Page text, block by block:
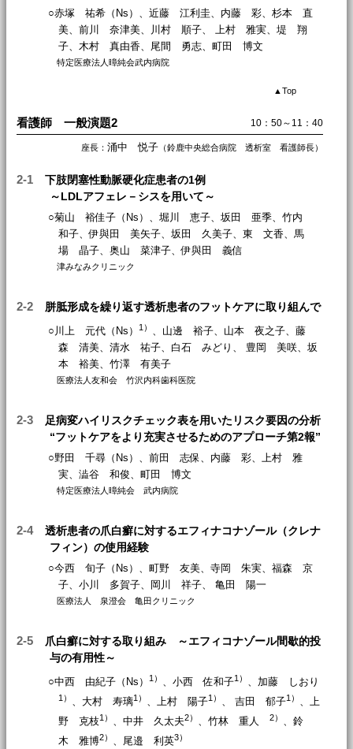
○赤塚 祐希（Ns）、近藤 江利圭、内藤 彩、杉本 直
美、前川 奈津美、川村 順子、 上村 雅実、堤 翔
子、木村 真由香、尾間 勇志、町田 博文
特定医療法人暲純会武内病院
▲Top
看護師 一般演題2 10：50～11：40
座長：涌中 悦子 （鈴鹿中央総合病院 透析室 看護師長）
2-1
下肢閉塞性動脈硬化症患者の1例
～LDLアフェレ－シスを用いて～
○菊山 裕佳子（Ns）、堀川 恵子、坂田 亜季、竹内
和子、伊與田 美矢子、坂田 久美子、東 文香、馬
場 晶子、奥山 菜津子、伊與田 義信
津みなみクリニック
2-2 胼胝形成を繰り返す透析患者のフットケアに取り組んで
○川上 元代（Ns）1） 、山邊 裕子、山本 夜之子、藤
森 清美、清水 祐子、白石 みどり、 豊岡 美咲、坂
本 裕美、竹澤 有美子
医療法人友和会 竹沢内科歯科医院
2-3
足病変ハイリスクチェック表を用いたリスク要因の分析
“フットケアをより充実させるためのアプローチ第2報”
○野田 千尋（Ns）、前田 志保、内藤 彩、上村 雅
実、澁谷 和俊、町田 博文
特定医療法人暲純会 武内病院
2-4
透析患者の爪白癬に対するエフィナコナゾール（クレナ
フィン）の使用経験
○今西 旬子（Ns）、町野 友美、寺岡 朱実、福森 京
子、小川 多賀子、岡川 祥子、 亀田 陽一
医療法人 泉澄会 亀田クリニック
2-5
爪白癬に対する取り組み ～エフィコナゾール間歇的投
与の有用性～
○中西 由紀子（Ns）1） 、小西 佐和子1） 、加藤 しおり
1） 、大村 寿璃1） 、上村 陽子1） 、 吉田 郁子1） 、上
野 克枝1） 、中井 久太夫2） 、竹林 重人2） 、鈴
木 雅博2） 、尾邉 利英3）